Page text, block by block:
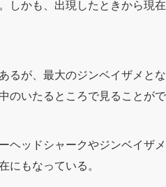
しかも、出現したときから現
るが、最大のジンベイザメと
のいたるところで見ることがで
ヘッドシャークやジンベイザ
にもなっている。